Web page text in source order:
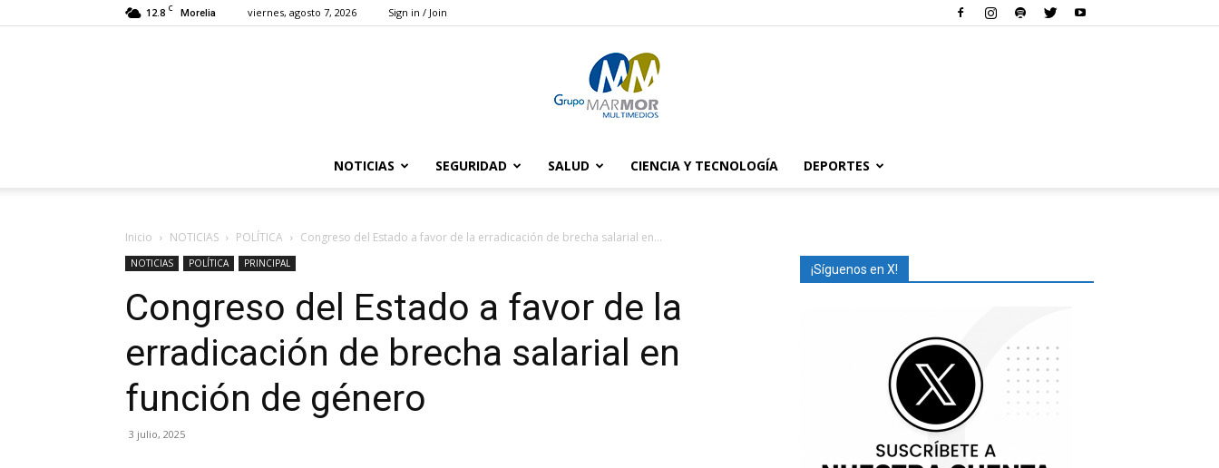
12.8 C Morelia viernes, agosto 7, 2026 Sign in / Join
Marmor
NOTICIAS SEGURIDAD SALUD CIENCIA Y TECNOLOGÍA DEPORTES
Inicio NOTICIAS POLÍTICA Congreso del Estado a favor de la erradicación de brecha salarial en...
NOTICIAS POLÍTICA PRINCIPAL
Congreso del Estado a favor de la
erradicación de brecha salarial en
función de género
3 julio, 2025
¡Síguenos en X!